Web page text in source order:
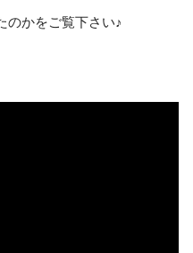
のかをご覧下さい♪